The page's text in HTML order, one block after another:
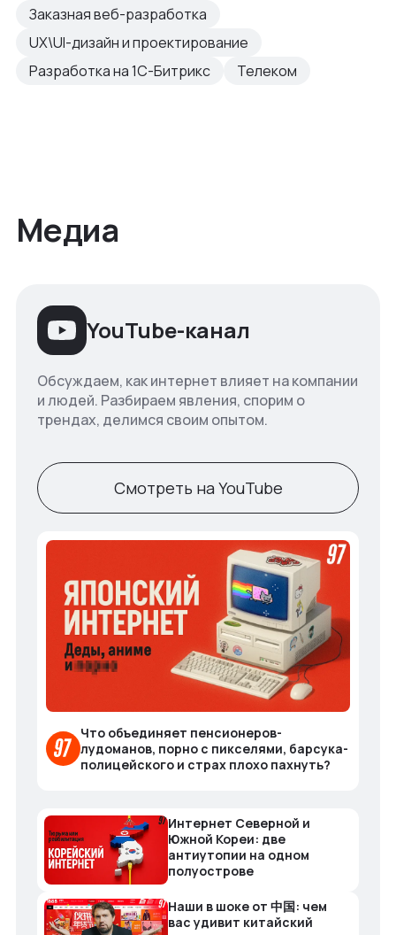
Заказная веб-разработка
UX\UI-дизайн и проектирование
Разработка на 1С-Битрикс
Телеком
Медиа
YouTube-канал
Обсуждаем, как интернет влияет на компании
и людей. Разбираем явления, спорим о
трендах, делимся своим опытом.
Смотреть на YouTube
Что объединяет пенсионеров-
лудоманов, порно с пикселями, барсука-
полицейского и страх плохо пахнуть?
Интернет Северной и
Южной Кореи: две
антиутопии на одном
полуострове
Наши в шоке от 中国: чем
вас удивит китайский